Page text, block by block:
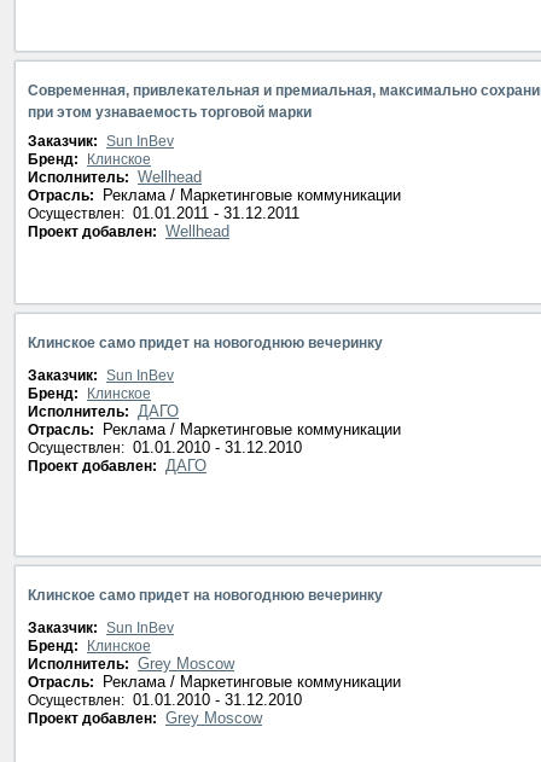
Современная, привлекательная и премиальная, максимально
при этом узнаваемость торговой марки
Заказчик: Sun InBev
Бренд:
Клинское
Исполнитель: Wellhead
Отрасль: Реклама / Маркетинговые коммуникации
Осуществлен: 01.01.2011 - 31.12.2011
Проект добавлен: Wellhead
Клинское само придет на новогоднюю вечеринку
Заказчик: Sun InBev
Бренд:
Клинское
Исполнитель: ДАГО
Отрасль: Реклама / Маркетинговые коммуникации
Осуществлен: 01.01.2010 - 31.12.2010
Проект добавлен: ДАГО
Клинское само придет на новогоднюю вечеринку
Заказчик: Sun InBev
Бренд:
Клинское
Исполнитель: Grey Moscow
Отрасль: Реклама / Маркетинговые коммуникации
Осуществлен: 01.01.2010 - 31.12.2010
Проект добавлен: Grey Moscow